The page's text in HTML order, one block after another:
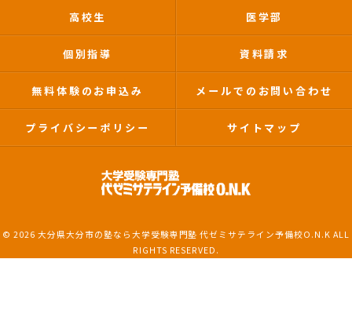
高校生 医学部
個別指導 資料請求
無料体験のお申込み メールでのお問い合わせ
プライバシーポリシー サイトマップ
© 2026 大分県大分市の塾なら大学受験専門塾 代ゼミサテライン予備校O.N.K ALL
RIGHTS RESERVED.